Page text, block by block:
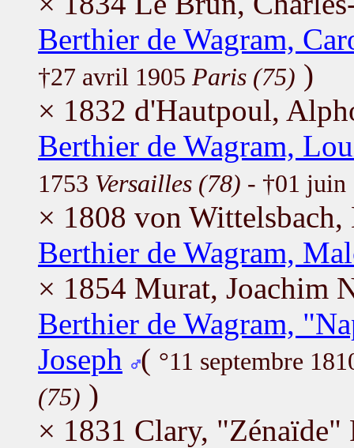
Berthier de Wagram,
†27 avril 1905 Paris (75) )
× 1832 d'Hautpoul,
Berthier de Wagram,
1753 Versailles (78) - †01
× 1808 von Wittelsbach,
Berthier de Wagram,
× 1854 Murat, Joachim
Berthier de Wagram,
Joseph
( °11 septembre
(75) )
× 1831 Clary, "Zénaïde"